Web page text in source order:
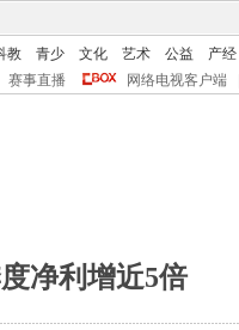
教 青少 文化 艺术 公益 产经
赛事直播 网络电视客户端
净利增近5倍